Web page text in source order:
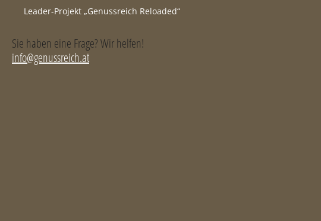
Leader-Projekt „Genussreich Reloaded“
Sie haben eine Frage? Wir helfen!
info@genussreich.at